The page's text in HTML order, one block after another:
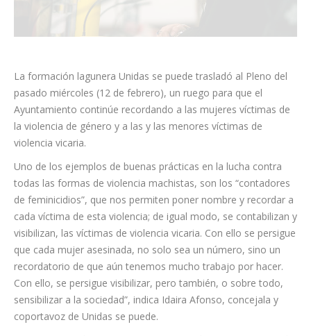
La formación lagunera Unidas se puede trasladó al Pleno del
pasado miércoles (12 de febrero), un ruego para que el
Ayuntamiento continúe recordando a las mujeres víctimas de
la violencia de género y a las y las menores víctimas de
violencia vicaria.
Uno de los ejemplos de buenas prácticas en la lucha contra
todas las formas de violencia machistas, son los “contadores
de feminicidios”, que nos permiten poner nombre y recordar a
cada víctima de esta violencia; de igual modo, se contabilizan y
visibilizan, las víctimas de violencia vicaria. Con ello se persigue